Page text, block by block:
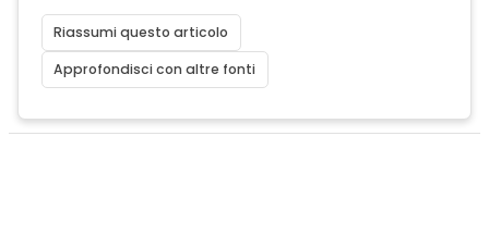
Riassumi questo articolo
Approfondisci con altre fonti